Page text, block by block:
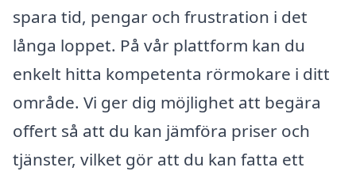
spara tid, pengar och frustration i det
långa loppet. På vår plattform kan du
enkelt hitta kompetenta rörmokare i ditt
område. Vi ger dig möjlighet att begära
offert så att du kan jämföra priser och
tjänster, vilket gör att du kan fatta ett